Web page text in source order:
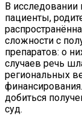
В исследовании
пациенты,
сложности с
препаратов: о
случаев речь
региональных
добиться
суд.